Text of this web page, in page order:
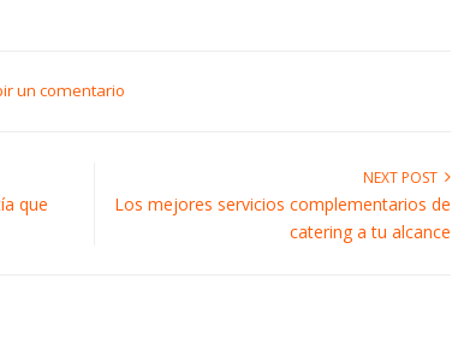
un comentario
que
NEXT POST
Los mejores servicios complementarios de
catering a tu alcance